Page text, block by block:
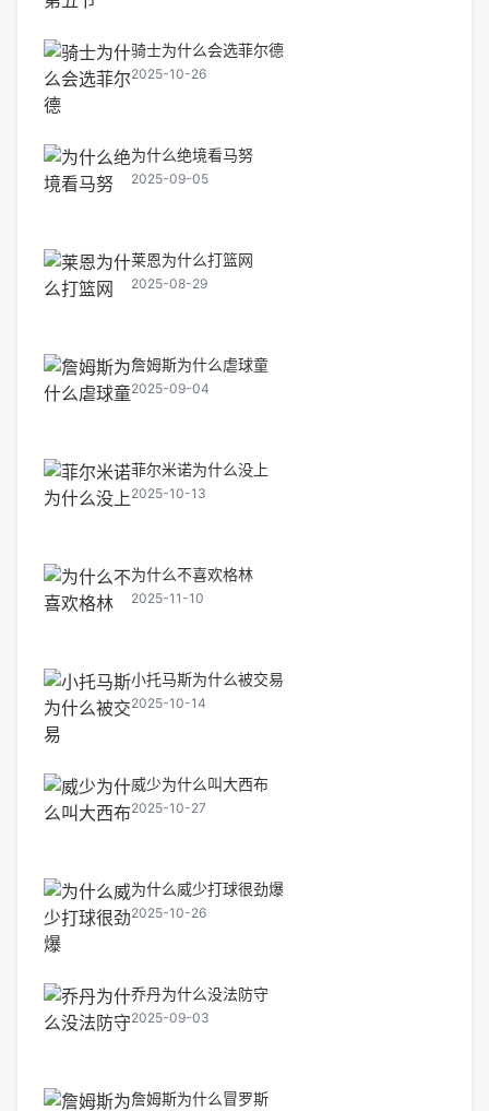
骑士为什么会选菲尔德
2025-10-26
为什么绝境看马努
2025-09-05
莱恩为什么打篮网
2025-08-29
詹姆斯为什么虐球童
2025-09-04
菲尔米诺为什么没上
2025-10-13
为什么不喜欢格林
2025-11-10
小托马斯为什么被交易
2025-10-14
威少为什么叫大西布
2025-10-27
为什么威少打球很劲爆
2025-10-26
乔丹为什么没法防守
2025-09-03
詹姆斯为什么冒罗斯